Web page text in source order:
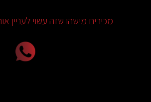
מכירים מישהו שזה עשוי לעניין